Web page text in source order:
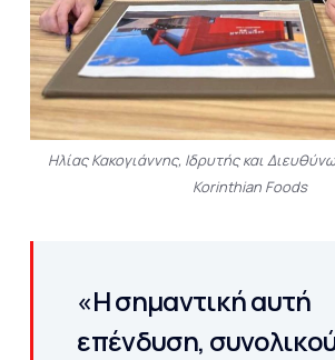
Ηλίας Κακογιάννης, Ιδρυτής και
Korinthian Foods
«Η σημαντική αυτή
επένδυση,